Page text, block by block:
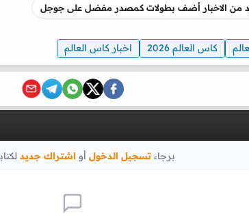
من الاخبار أضف بطولات كمصدر مفضل على جوجل
كاس العالم 2026 اخبار كاس العالم
برجاء تسجيل الدخول أو اشتراك جديد